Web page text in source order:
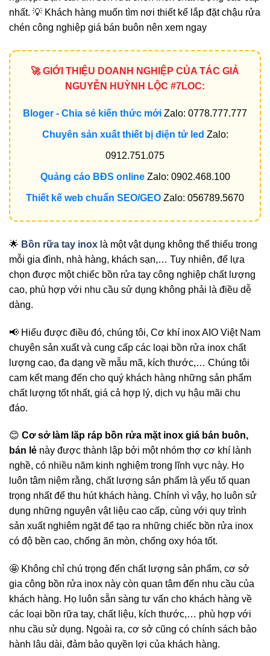
nhất. 💡 Khách hàng muốn tìm nơi thiết kế lắp đặt chậu rửa
chén công nghiệp giá bán buôn nên xem ngay
🚀 GIỚI THIỆU DOANH NGHIỆP CỦA TÁC GIẢ
NGUYỄN HUỲNH LỘC #7LOC:
Bloger - Chia sẻ kiến thức mới Zalo: 0778.777.777
Chuyên sản xuất thiết bị điện tử led Zalo:
0912.751.075
Quảng cáo BĐS onlineZalo: 0902.468.100
Thiết kế web chuẩn SEO/GEO Zalo: 056789.5670
🌟 Bồn rữa tay inox là một vật dụng không thể thiếu trong
mỗi gia đình, nhà hàng, khách sạn,… Tuy nhiên, để lựa
chọn được một chiếc bồn rửa tay công nghiệp chất lượng
cao, phù hợp với nhu cầu sử dụng không phải là điều dễ
dàng.
📢 Hiểu được điều đó, chúng tôi, Cơ khí inox AIO Việt Nam
chuyên sản xuất và cung cấp các loại bồn rửa inox chất
lượng cao, đa dạng về mẫu mã, kích thước,… Chúng tôi
cam kết mang đến cho quý khách hàng những sản phẩm
chất lượng tốt nhất, giá cả hợp lý, dịch vụ hậu mãi chu
đáo.
😊 Cơ sở làm lăp ráp bồn rửa mặt inox giá bán buôn,
bán lẻ này được thành lập bởi một nhóm thợ cơ khí lành
nghề, có nhiều năm kinh nghiệm trong lĩnh vực này. Họ
luôn tâm niệm rằng, chất lượng sản phẩm là yếu tố quan
trọng nhất để thu hút khách hàng. Chính vì vậy, họ luôn sử
dụng những nguyên vật liệu cao cấp, cùng với quy trình
sản xuất nghiêm ngặt để tạo ra những chiếc bồn rửa inox
có độ bền cao, chống ăn mòn, chống oxy hóa tốt.
🤩 Không chỉ chú trọng đến chất lượng sản phẩm, cơ sở
gia công bồn rửa inox này còn quan tâm đến nhu cầu của
khách hàng. Họ luôn sẵn sàng tư vấn cho khách hàng về
các loại bồn rữa tay, chất liệu, kích thước,… phù hợp với
nhu cầu sử dụng. Ngoài ra, cơ sở cũng có chính sách bảo
hành lâu dài, đảm bảo quyền lợi của khách hàng.